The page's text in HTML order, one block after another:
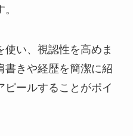
い、視認性を高めま
書きや経歴を簡潔に紹
ールすることがポイ